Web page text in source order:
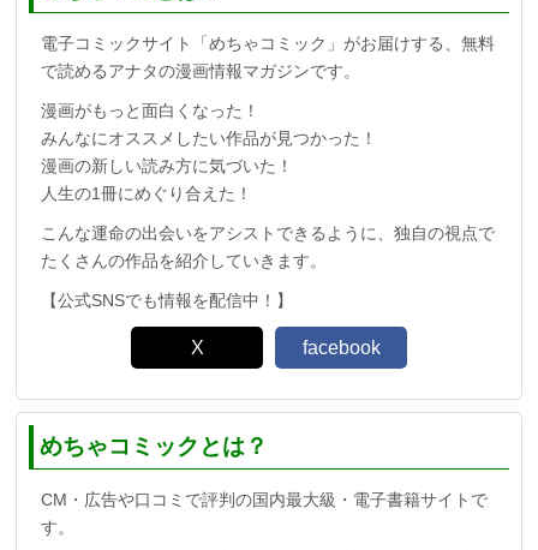
電子コミックサイト「めちゃコミック」がお届けする、無料
で読めるアナタの漫画情報マガジンです。
漫画がもっと面白くなった！
みんなにオススメしたい作品が見つかった！
漫画の新しい読み方に気づいた！
人生の1冊にめぐり合えた！
こんな運命の出会いをアシストできるように、独自の視点で
たくさんの作品を紹介していきます。
【公式SNSでも情報を配信中！】
X facebook
めちゃコミックとは？
CM・広告や口コミで評判の国内最大級・電子書籍サイトで
す。